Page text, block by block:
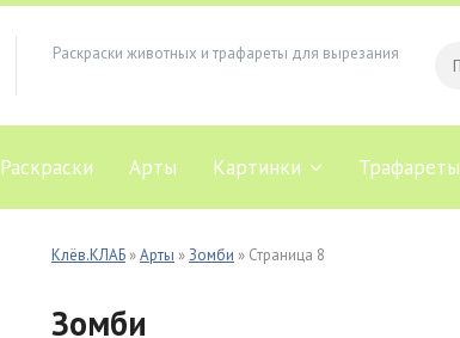
Раскраски животных и трафареты для вырезания
Раскраски Арты Картинки Трафареты
Клёв.КЛАБ »Арты »Зомби » Страница 8
Зомби